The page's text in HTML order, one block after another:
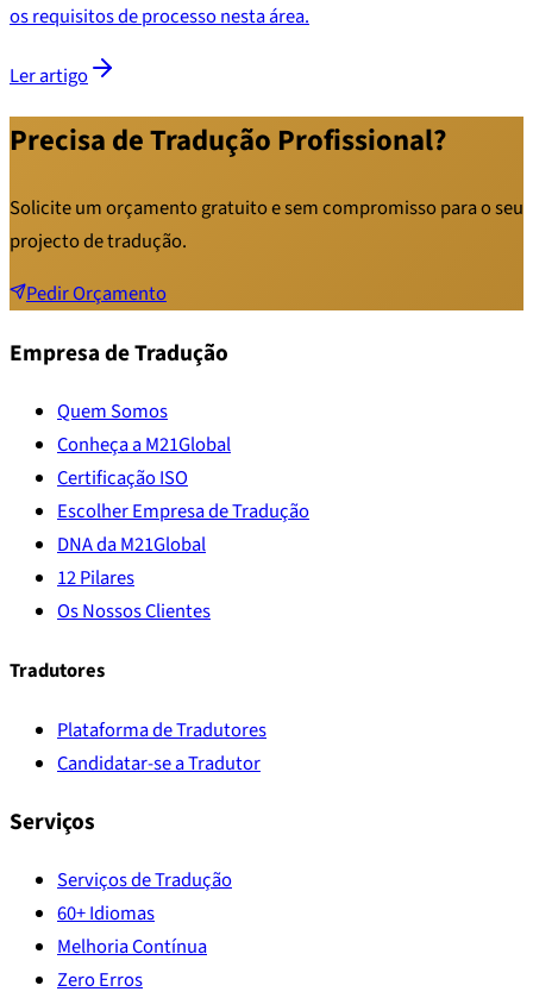
os requisitos de processo nesta área.
Ler artigo
Precisa de Tradução Profissional?
Solicite um orçamento gratuito e sem compromisso para o seu
projecto de tradução.
Pedir Orçamento
Empresa de Tradução
Quem Somos
Conheça a M21Global
Certificação ISO
Escolher Empresa de Tradução
DNA da M21Global
12 Pilares
Os Nossos Clientes
Tradutores
Plataforma de Tradutores
Candidatar-se a Tradutor
Serviços
Serviços de Tradução
60+ Idiomas
Melhoria Contínua
Zero Erros